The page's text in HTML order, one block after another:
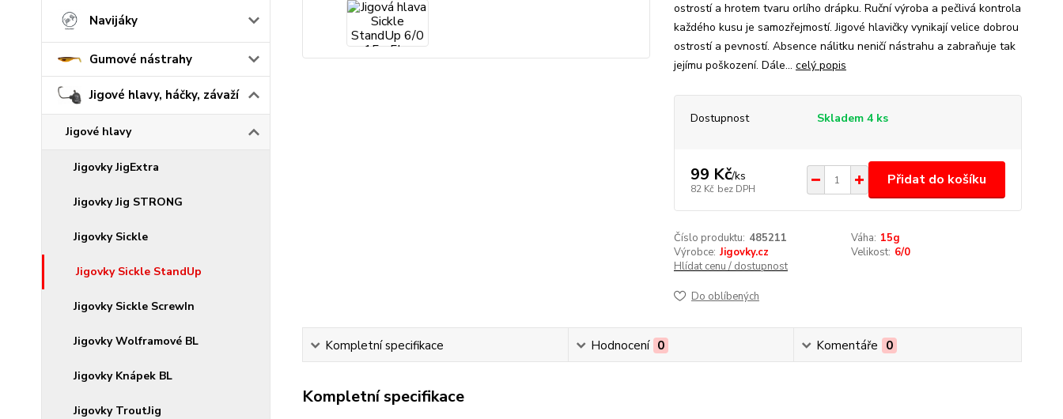
Navijáky
Gumové nástrahy
Jigové hlavy, háčky, závaží
Jigové hlavy
Jigovky JigExtra
Jigovky Jig STRONG
Jigovky Sickle
Jigovky Sickle StandUp
Jigovky Sickle ScrewIn
Jigovky Wolframové BL
Jigovky Knápek BL
Jigovky TroutJig
ostrostí a hrotem tvaru orlího drápku. Ruční výroba a pečlivá kontrola
každého kusu je samozřejmostí. Jigové hlavičky vynikají velice dobrou
ostrostí a pevností. Absence nálitku neničí nástrahu a zabraňuje tak
jejímu poškození. Dále... celý popis
Dostupnost Skladem 4 ks
99 Kč/ks
82 Kč bez DPH
Přidat do košíku
Číslo produktu: 485211 Váha: 15g
Výrobce: Jigovky.cz Velikost: 6/0
Hlídat cenu / dostupnost
Do oblíbených
Kompletní specifikace Hodnocení 0 Komentáře 0
Kompletní specifikace